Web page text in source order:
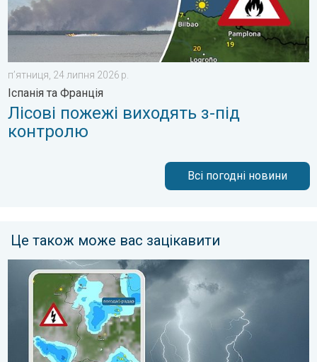
пʼятниця, 24 липня 2026 р.
Іспанія та Франція
Лісові пожежі виходять з-під
контролю
Всі погодні новини
Це також може вас зацікавити
Поведінка під час грози. Як розпізнати грозу?. . .